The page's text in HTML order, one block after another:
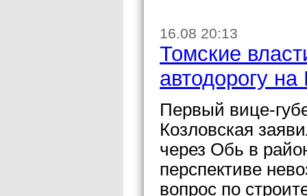
16.08 20:13
Томские
автодорогу
Первый вице-
Козловская
через Обь в
перспективе
вопрос по